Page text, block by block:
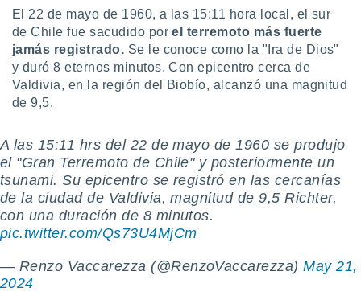
Puedes
acceder a
web a
abono
únicos
similares
como
sitio
El 22 de mayo de 1960, a las 15:11 hora local, el sur
de Chile fue sacudido porel terremoto más fuerte
jamás registrado. Se le conoce como la "Ira de Dios"
y duró 8 eternos minutos. Con epicentro cerca de
Valdivia, en la región del Biobío, alcanzó una magnitud
de 9,5.
A las 15:11 hrs del 22 de mayo de 1960 se produjo
el "Gran Terremoto de Chile" y posteriormente un
tsunami. Su epicentro se registró en las cercanías
de la ciudad de Valdivia, magnitud de 9,5 Richter,
con una duración de 8 minutos.
pic.twitter.com/Qs73U4MjCm
— Renzo Vaccarezza (@RenzoVaccarezza)May 21,
2024